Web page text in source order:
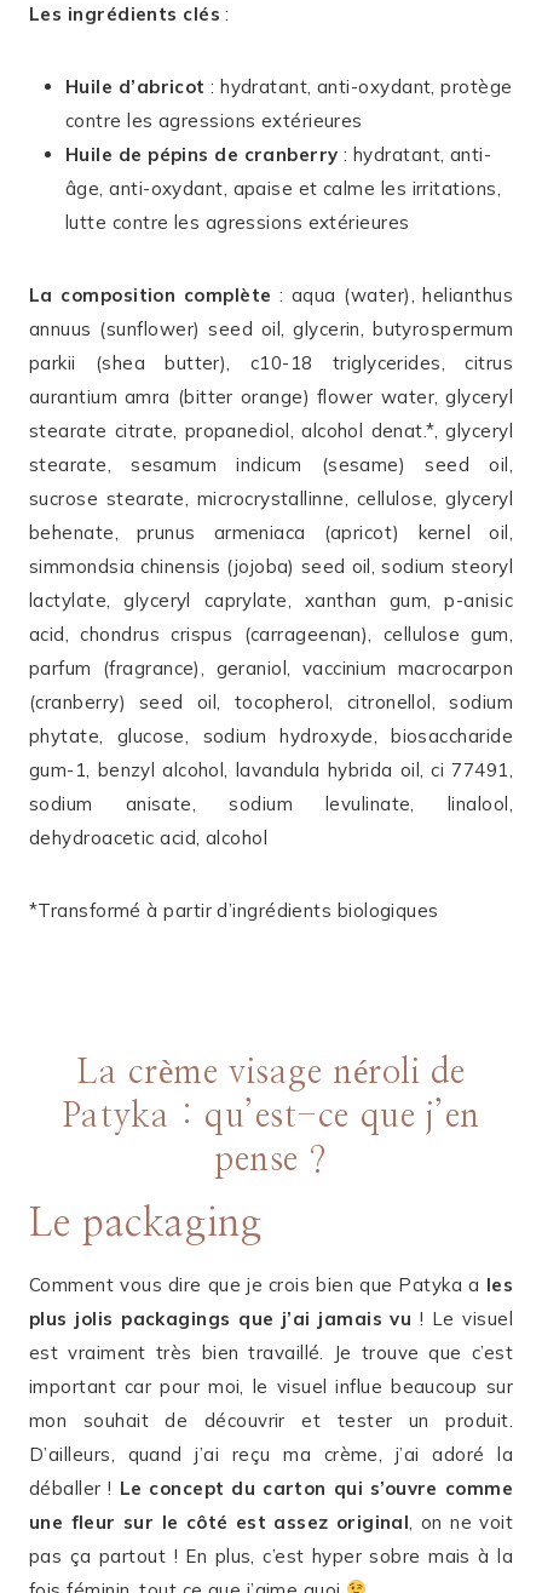
Les ingrédients clés :
Huile d’abricot : hydratant, anti-oxydant, protège
contre les agressions extérieures
Huile de pépins de cranberry : hydratant, anti-
âge, anti-oxydant, apaise et calme les irritations,
lutte contre les agressions extérieures
La composition complète : aqua (water), helianthus
annuus (sunflower) seed oil, glycerin, butyrospermum
parkii (shea butter), c10-18 triglycerides, citrus
aurantium amra (bitter orange) flower water, glyceryl
stearate citrate, propanediol, alcohol denat.*, glyceryl
stearate, sesamum indicum (sesame) seed oil,
sucrose stearate, microcrystallinne, cellulose, glyceryl
behenate, prunus armeniaca (apricot) kernel oil,
simmondsia chinensis (jojoba) seed oil, sodium steoryl
lactylate, glyceryl caprylate, xanthan gum, p-anisic
acid, chondrus crispus (carrageenan), cellulose gum,
parfum (fragrance), geraniol, vaccinium macrocarpon
(cranberry) seed oil, tocopherol, citronellol, sodium
phytate, glucose, sodium hydroxyde, biosaccharide
gum-1, benzyl alcohol, lavandula hybrida oil, ci 77491,
sodium anisate, sodium levulinate, linalool,
dehydroacetic acid, alcohol
*Transformé à partir d’ingrédients biologiques
La crème visage néroli de
Patyka : qu’est-ce que j’en
pense ?
Le packaging
Comment vous dire que je crois bien que Patyka a les
plus jolis packagings que j’ai jamais vu ! Le visuel
est vraiment très bien travaillé. Je trouve que c’est
important car pour moi, le visuel influe beaucoup sur
mon souhait de découvrir et tester un produit.
D’ailleurs, quand j’ai reçu ma crème, j’ai adoré la
déballer ! Le concept du carton qui s’ouvre comme
une fleur sur le côté est assez original , on ne voit
pas ça partout ! En plus, c’est hyper sobre mais à la